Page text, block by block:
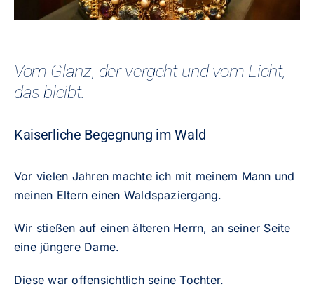
Vom Glanz, der vergeht und vom Licht,
das bleibt.
Kaiserliche Begegnung im Wald
Vor vielen Jahren machte ich mit meinem Mann und
meinen Eltern einen Waldspaziergang.
Wir stießen auf einen älteren Herrn, an seiner Seite
eine jüngere Dame.
Diese war offensichtlich seine Tochter.